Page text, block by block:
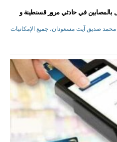
بالمصابين في حادثي مرور قسنطينة و
صديق آيت مسعودان، جميع الإمكانيات